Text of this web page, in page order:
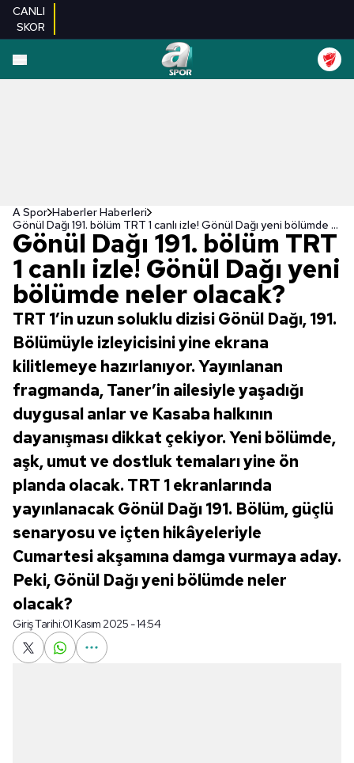
CANLI
SKOR
A Spor Haberler Haberleri
Gönül Dağı 191. bölüm TRT 1 canlı izle! Gönül Dağı yeni bölümde neler olacak?
Gönül Dağı 191. bölüm TRT
1 canlı izle! Gönül Dağı yeni
bölümde neler olacak?
TRT 1’in uzun soluklu dizisi Gönül Dağı, 191.
Bölümüyle izleyicisini yine ekrana
kilitlemeye hazırlanıyor. Yayınlanan
fragmanda, Taner’in ailesiyle yaşadığı
duygusal anlar ve Kasaba halkının
dayanışması dikkat çekiyor. Yeni bölümde,
aşk, umut ve dostluk temaları yine ön
planda olacak. TRT 1 ekranlarında
yayınlanacak Gönül Dağı 191. Bölüm, güçlü
senaryosu ve içten hikâyeleriyle
Cumartesi akşamına damga vurmaya aday.
Peki, Gönül Dağı yeni bölümde neler
olacak?
Giriş Tarihi:01 Kasım 2025 - 14:54